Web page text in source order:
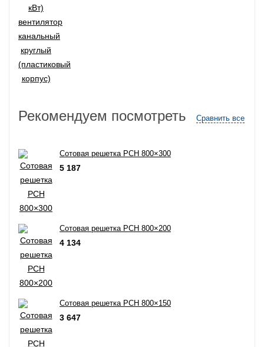
Рекомендуем посмотреть Сравнить все
Сотовая решетка РСН 800×300
5 187
Сотовая решетка РСН 800×200
4 134
Сотовая решетка РСН 800×150
3 647